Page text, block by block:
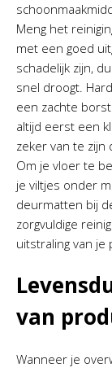
Meng het
met een goed
schadelijk zijn,
snel droogt.
een zachte
altijd eerst een
zeker van te
Om je vloer te
je viltjes onder
deurmatten bij
zorgvuldige
uitstraling van je
van
Wanneer je